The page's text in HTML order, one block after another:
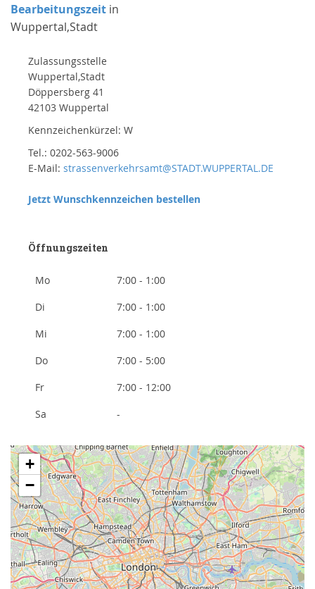
Bearbeitungszeit in
Wuppertal,Stadt
Zulassungsstelle
Wuppertal,Stadt
Döppersberg 41
42103 Wuppertal
Kennzeichenkürzel: W
Tel.: 0202-563-9006
E-Mail: strassenverkehrsamt@STADT.WUPPERTAL.DE
Jetzt Wunschkennzeichen bestellen
Öffnungszeiten
Mo
7:00 - 1:00
Di
7:00 - 1:00
Mi
7:00 - 1:00
Do
7:00 - 5:00
Fr
7:00 - 12:00
Sa
-
+
−